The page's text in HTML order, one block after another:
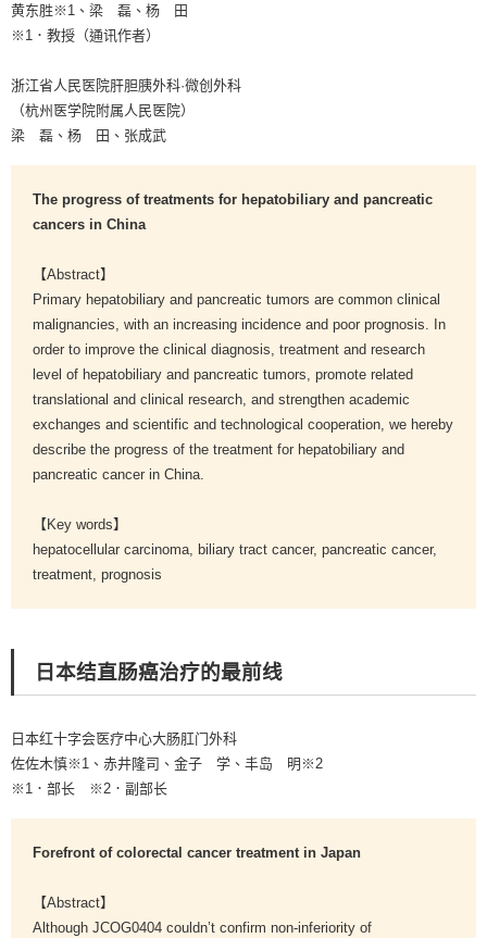
黄东胜※1、梁 磊、杨 田
※1．教授（通讯作者）
浙江省人民医院肝胆胰外科·微创外科
（杭州医学院附属人民医院）
梁 磊、杨 田、张成武
The progress of treatments for hepatobiliary and pancreatic
cancers in China
【Abstract】
Primary hepatobiliary and pancreatic tumors are common clinical
malignancies, with an increasing incidence and poor prognosis. In
order to improve the clinical diagnosis, treatment and research
level of hepatobiliary and pancreatic tumors, promote related
translational and clinical research, and strengthen academic
exchanges and scientific and technological cooperation, we hereby
describe the progress of the treatment for hepatobiliary and
pancreatic cancer in China.
【Key words】
hepatocellular carcinoma, biliary tract cancer, pancreatic cancer,
treatment, prognosis
日本结直肠癌治疗的最前线
日本红十字会医疗中心大肠肛门外科
佐佐木慎※1、赤井隆司、金子 学、丰岛 明※2
※1．部长 ※2．副部长
Forefront of colorectal cancer treatment in Japan
【Abstract】
Although JCOG0404 couldn’t confirm non-inferiority of